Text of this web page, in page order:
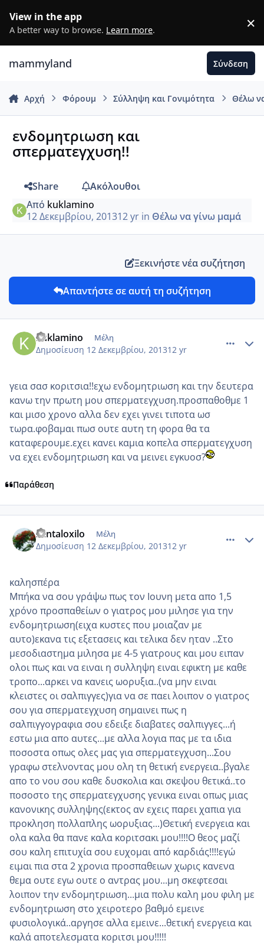
View in the app
A better way to browse. Learn more. ×
mammyland Σύνδεση
Αρχή Φόρουμ Σύλληψη και Γονιμότητα Θέλω
ενδομητριωση και
σπερματεγχυση!!
Share
Ακόλουθοι
Από kuklamino
12 Δεκεμβρίου, 201312 yrin Θέλω να γίνω μαμά
Ξεκινήστε νέα συζήτηση
Απαντήστε σε αυτή τη συζήτηση
kuklamino Μέλη
Δημοσίευση 12 Δεκεμβρίου, 201312 yr
γεια σασ κοριτσια!!εχω ενδομητριωση και την δευτερα
κανω την πρωτη μου σπερματεγχυση.προσπαθοθμε 1
και μισο χρονο αλλα δεν εχει γινει τιποτα ωσ
τωρα.φοβαμαι πωσ ουτε αυτη τη φορα θα τα
καταφερουμε.εχει κανει καμια κοπελα σπερματεγχυση
να εχει ενδομητριωση και να μεινει εγκυοσ?
Παράθεση
santaloxilo Μέλη
Δημοσίευση 12 Δεκεμβρίου, 201312 yr
καλησπέρα
Μπήκα να σου γράψω πως τον Ιουνη μετα απο 1,5
χρόνο προσπαθείων ο γιατρος μου μιλησε για την
ενδομητριωση(ειχα κυστες που μοιαζαν με
αυτο)εκανα τις εξετασεις και τελικα δεν ηταν ..Στο
μεσοδιαστημα μιλησα με 4-5 γιατρους και μου ειπαν
ολοι πως και να ειναι η συλληψη ειναι εφικτη με καθε
τροπο...αρκει να κανεις ωορυξια..(να μην ειναι
κλειστες οι σαλπιγγες)για να σε παει λοιπον ο γιατρος
σου για σπερματεγχυση σημαινει πως η
σαλπιγγογραφια σου εδειξε διαβατες σαλπιγγες...ή
εστω μια απο αυτες...με αλλα λογια πας με τα ιδια
ποσοστα οπως ολες μας για σπερματεγχυση...Σου
γραφω στελνοντας μου ολη τη θετική ενεργεια..βγαλε
απο το νου σου καθε δυσκολια και σκεψου θετικά..το
ποσοστο της σπερματεγχυσης γενικα ειναι οπως μιας
κανονικης συλληψης(εκτος αν εχεις παρει χαπια για
προκληση πολλαπλης ωορυξιας...)Θετική ενεργεια και
ολα καλα θα πανε καλα κοριτσακι μου!!!!Ο θεος μαζί
σου καλη επιτυχία σου ευχομαι από καρδιάς!!!!εγώ
ειμαι πια στα 2 χρονια προσπαθειων χωρις κανενα
θεμα ουτε εγω ουτε ο αντρας μου...μη σκεφτεσαι
λοιπον την ενδομητριωση...μια πολυ καλη μου φιλη με
ενδομητριωση στο χειροτερο βαθμό εμεινε
φυσιολογικά..αργησε αλλα εμεινε...θετική ενεργεια και
καλά αποτελεσματα κοριτσι μου!!!!!